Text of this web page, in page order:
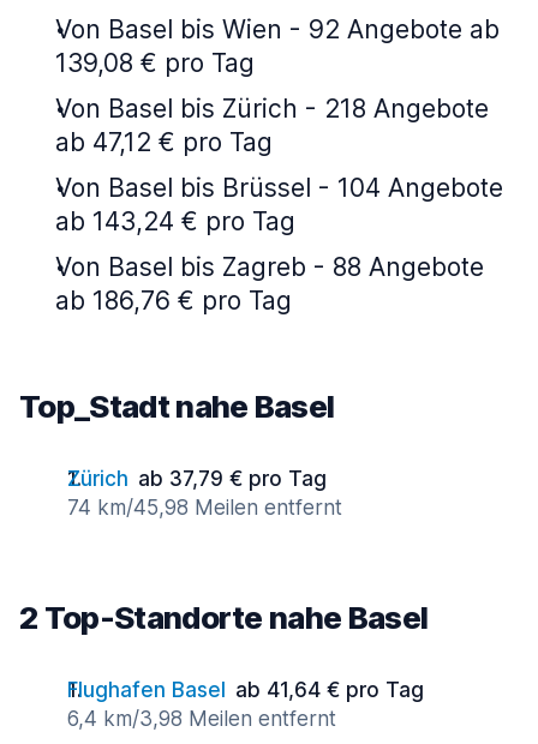
Von Basel bis Wien - 92 Angebote ab
139,08 € pro Tag
Von Basel bis Zürich - 218 Angebote
ab 47,12 € pro Tag
Von Basel bis Brüssel - 104 Angebote
ab 143,24 € pro Tag
Von Basel bis Zagreb - 88 Angebote
ab 186,76 € pro Tag
Top_Stadt nahe Basel
Zürich ab 37,79 € pro Tag
74 km/45,98 Meilen entfernt
2 Top-Standorte nahe Basel
Flughafen Basel
ab 41,64 € pro Tag
6,4 km/3,98 Meilen entfernt